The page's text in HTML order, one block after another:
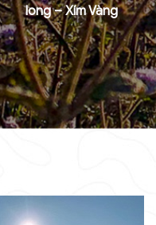
long – Xím Vàng